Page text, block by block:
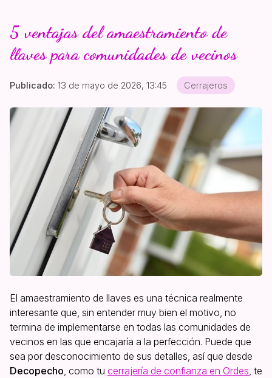
5 ventajas del amaestramiento de
llaves para comunidades de vecinos
Publicado: 13 de mayo de 2026, 13:45 Cerrajeros
El amaestramiento de llaves es una técnica realmente
interesante que, sin entender muy bien el motivo, no
termina de implementarse en todas las comunidades de
vecinos en las que encajaría a la perfección. Puede que
sea por desconocimiento de sus detalles, así que desde
Decopecho , como tu cerrajería de confianza en Ordes , te